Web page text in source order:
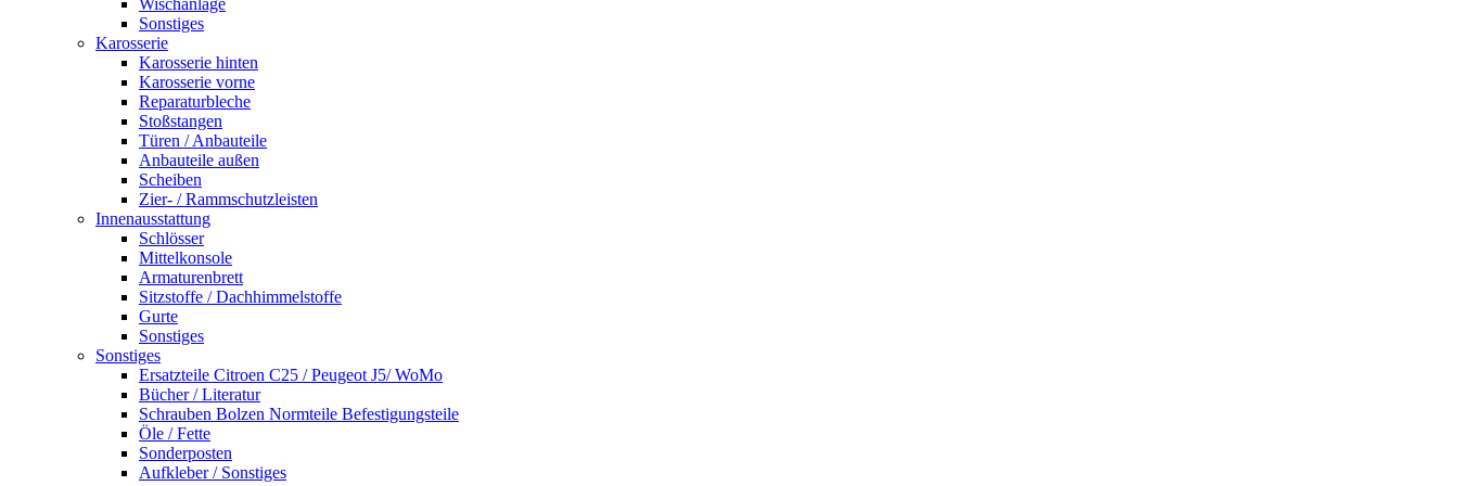
Sonstiges
Karosserie
Karosserie hinten
Karosserie vorne
Reparaturbleche
Stoßstangen
Türen / Anbauteile
Anbauteile außen
Scheiben
Zier- / Rammschutzleisten
Innenausstattung
Schlösser
Mittelkonsole
Armaturenbrett
Sitzstoffe / Dachhimmelstoffe
Gurte
Sonstiges
Sonstiges
Ersatzteile Citroen C25 / Peugeot J5/ WoMo
Bücher / Literatur
Schrauben Bolzen Normteile Befestigungsteile
Öle / Fette
Sonderposten
Aufkleber / Sonstiges